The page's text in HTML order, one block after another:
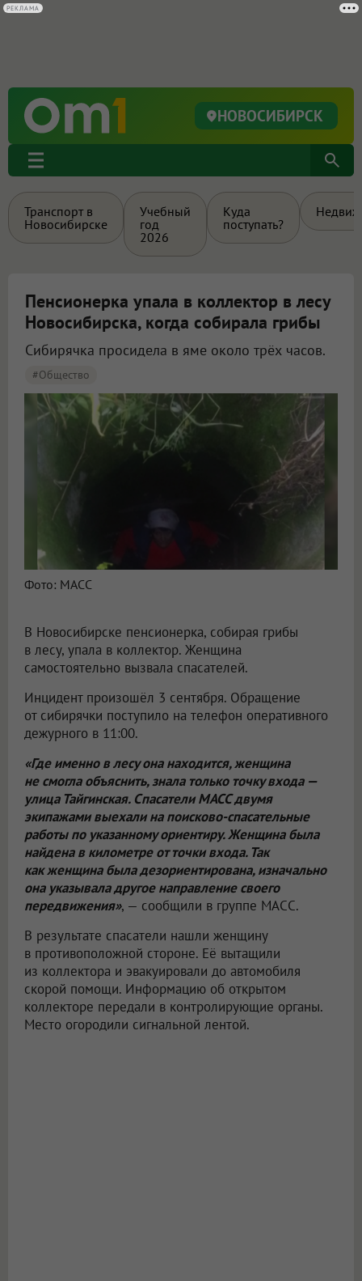
НОВОСИБИРСК
Транспорт в
Новосибирске
Учебный
год
2026
Куда
поступать?
Пенсионерка упала в коллектор в лесу
Новосибирска, когда собирала грибы
Сибирячка просидела в яме около трёх часов.
#Общество
Фото: МАСС
В Новосибирске пенсионерка, собирая грибы
в лесу, упала в коллектор. Женщина
самостоятельно вызвала спасателей.
Инцидент произошёл 3 сентября. Обращение
от сибирячки поступило на телефон оперативного
дежурного в 11:00.
«Где именно в лесу она находится, женщина
не смогла объяснить, знала только точку входа —
улица Тайгинская. Спасатели МАСС двумя
экипажами выехали на поисково-спасательные
работы по указанному ориентиру. Женщина была
найдена в километре от точки входа. Так
как женщина была дезориентирована, изначально
она указывала другое направление своего
передвижения», — сообщили в группе МАСС.
В результате спасатели нашли женщину
в противоположной стороне. Её вытащили
из коллектора и эвакуировали до автомобиля
скорой помощи. Информацию об открытом
коллекторе передали в контролирующие органы.
Место огородили сигнальной лентой.
РЕКЛАМА